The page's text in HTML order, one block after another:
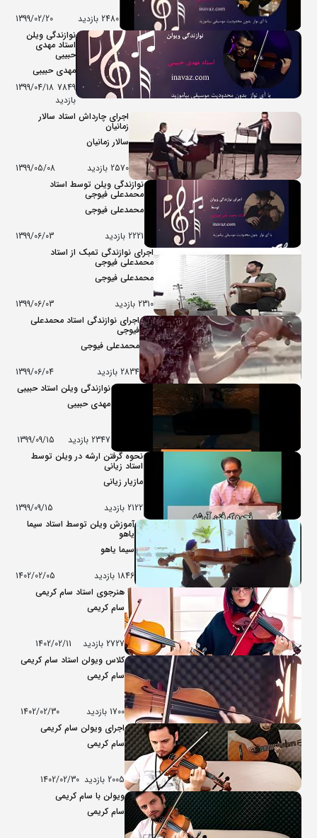
2480 بازدید
1399/02/20
نوازندگی ویلن
استاد مهدی
حبیبی
مهدی حبیبی
7849
بازدید
1399/04/18
اجرای چارداش استاد سالار
زمانیان
سالار زمانیان
2570 بازدید
1399/05/08
نوازندگی ویلن توسط استاد
محمدعلی فیوجی
محمدعلی فیوجی
2221 بازدید
1399/06/03
اجرای نوازندگی تمبک از استاد
محمدعلی فیوجی
محمدعلی فیوجی
2310 بازدید
1399/06/03
اجرای نوازندگی استاد محمدعلی
فیوجی
محمدعلی فیوجی
2834 بازدید
1399/06/04
نوازندگی ویلن استاد حبیبی
مهدی حبیبی
2347 بازدید
1399/09/15
نحوه گرفتن ارشه در ویلن توسط
استاد زیانی
مازیار زیانی
2122 بازدید
1399/09/15
آموزش ویلن توسط استاد سیما
یاهو
سیما یاهو
1846 بازدید
1402/02/05
هنرجوی استاد سام کریمی
سام کریمی
2727 بازدید
1402/02/11
کلاس ویولن استاد سام کریمی
سام کریمی
1700 بازدید
1402/02/30
اجرای ویولن سام کریمی
سام کریمی
2005 بازدید
1402/02/30
ویولن با سام کریمی
سام کریمی